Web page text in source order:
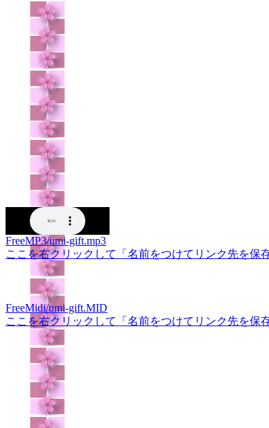
FreeMP3/umi-gift.mp3
ここを右クリックして「名前をつけてリンク先を
FreeMidi/umi-gift.MID
ここを右クリックして「名前をつけてリンク先を